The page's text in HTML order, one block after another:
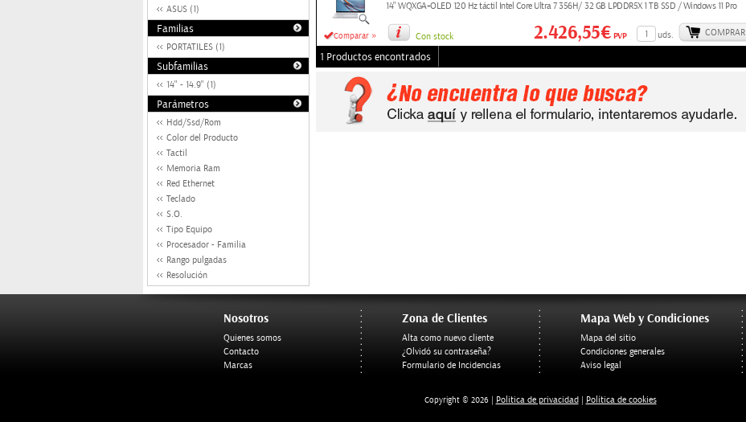
ASUS (1)
Familias
PORTATILES (1)
Subfamilias
14" - 14.9" (1)
Parámetros
Hdd/Ssd/Rom
Color del Producto
Tactil
Memoria Ram
Red Ethernet
Teclado
S.O.
Tipo Equipo
Procesador - Familia
Rango pulgadas
Resolución
Comparar »
14" WQXGA+OLED 120 Hz táctil Intel Core Ultra 7 356H/ 32 GB LPDDR5X 1 TB SSD / Windows 11 Pro
Con stock uds. COMPRAR
2.426,55€PVP
1 Productos encontrados
Nosotros
Quienes somos
Contacto
Marcas
Zona de Clientes
Alta como nuevo cliente
¿Olvidó su contraseña?
Formulario de Incidencias
Mapa Web y Condiciones
Mapa del sitio
Condiciones generales
Aviso legal
Copyright © 2026 | Politica de privacidad Política de cookies